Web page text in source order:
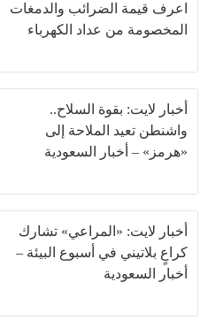
اعرف قيمة الضرائب والدمغات
المخصومة من عداد الكهرباء
أخبار لايت: بقوة السلاح..
واشنطن تعيد الملاحة إلى
«هرمز» – أخبار السعودية
أخبار لايت: «المراعي» تشارك
كراعٍ بلاتيني في أسبوع البيئة –
أخبار السعودية